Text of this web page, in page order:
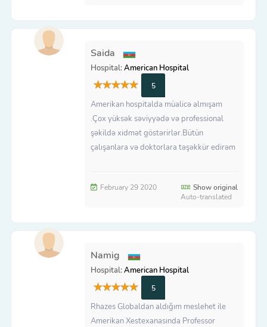
Saida
Hospital:American Hospital
5
Amerikan hospitalda müalicə almışam
.Çox yüksək səviyyədə və professional
şəkildə xidmət göstərirlər.Bütün
çalışanlara və doktorlara təşəkkür edirəm
February 29 2020
Show original
Auto-translated
Namig
Hospital:American Hospital
5
Rhazes Globaldan aldığım meslehet ile
Amerikan Xestexanasında Professor